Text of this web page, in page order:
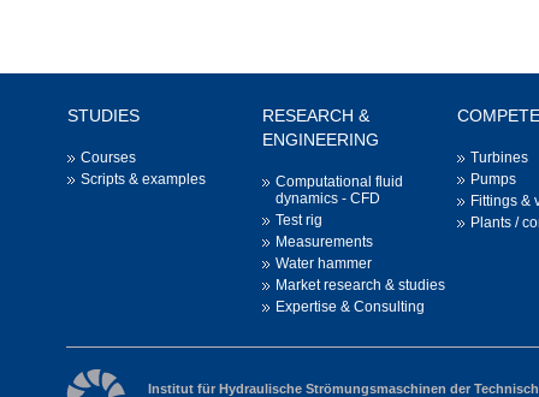
STUDIES
Courses
Scripts & examples
RESEARCH &
ENGINEERING
Computational fluid
dynamics - CFD
Test rig
Measurements
Water hammer
Market research & studies
Expertise & Consulting
Turbines
Pumps
Fittings &
Plants /
Institut für Hydraulische Strömungsmaschinen der